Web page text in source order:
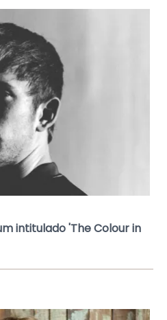
intitulado 'The Colour in